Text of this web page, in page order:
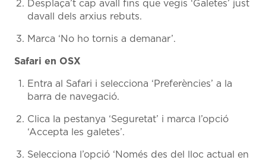
Desplaça’t cap avall fins que vegis ‘Galetes’ just
davall dels arxius rebuts.
Marca ‘No ho tornis a demanar’.
Safari en OSX
Entra al Safari i selecciona ‘Preferències’ a la
barra de navegació.
Clica la pestanya ‘Seguretat’ i marca l’opció
‘Accepta les galetes’.
Selecciona l’opció ‘Només des del lloc actual en